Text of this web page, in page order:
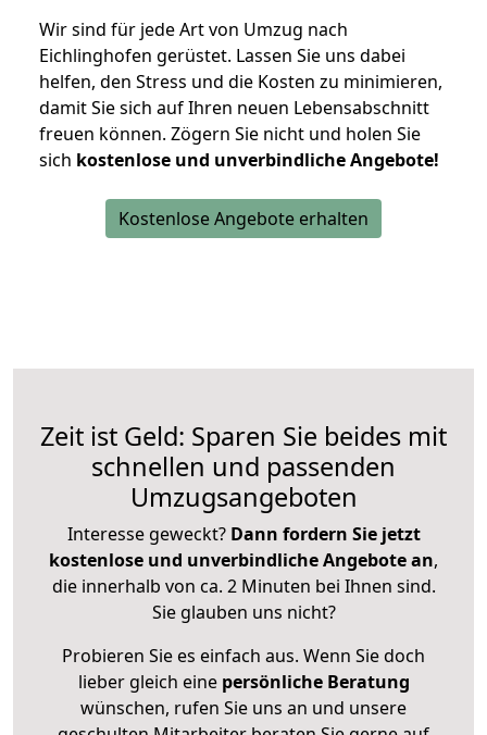
Wir sind für jede Art von Umzug nach
Eichlinghofen gerüstet. Lassen Sie uns dabei
helfen, den Stress und die Kosten zu minimieren,
damit Sie sich auf Ihren neuen Lebensabschnitt
freuen können. Zögern Sie nicht und holen Sie
sich kostenlose und unverbindliche Angebote!
Kostenlose Angebote erhalten
Zeit ist Geld: Sparen Sie beides mit
schnellen und passenden
Umzugsangeboten
Interesse geweckt? Dann fordern Sie jetzt
kostenlose und unverbindliche Angebote an,
die innerhalb von ca. 2 Minuten bei Ihnen sind.
Sie glauben uns nicht?
Probieren Sie es einfach aus. Wenn Sie doch
lieber gleich eine persönliche Beratung
wünschen, rufen Sie uns an und unsere